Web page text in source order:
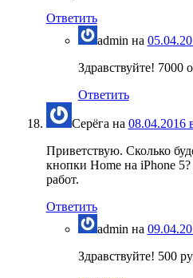
Ответить
admin на
Здравствуйте! 7000
Ответить
Серёга на 08.04.2016
Приветствую. Сколько
кнопки Home на iPhone
работ.
Ответить
admin на
Здравствуйте! 500